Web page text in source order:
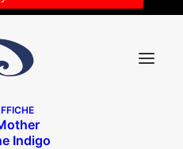
Indigo
02-16 à 16.00.55